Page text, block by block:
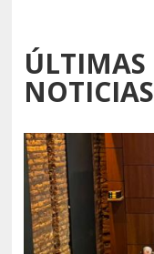
ÚLTIMAS
NOTICIAS